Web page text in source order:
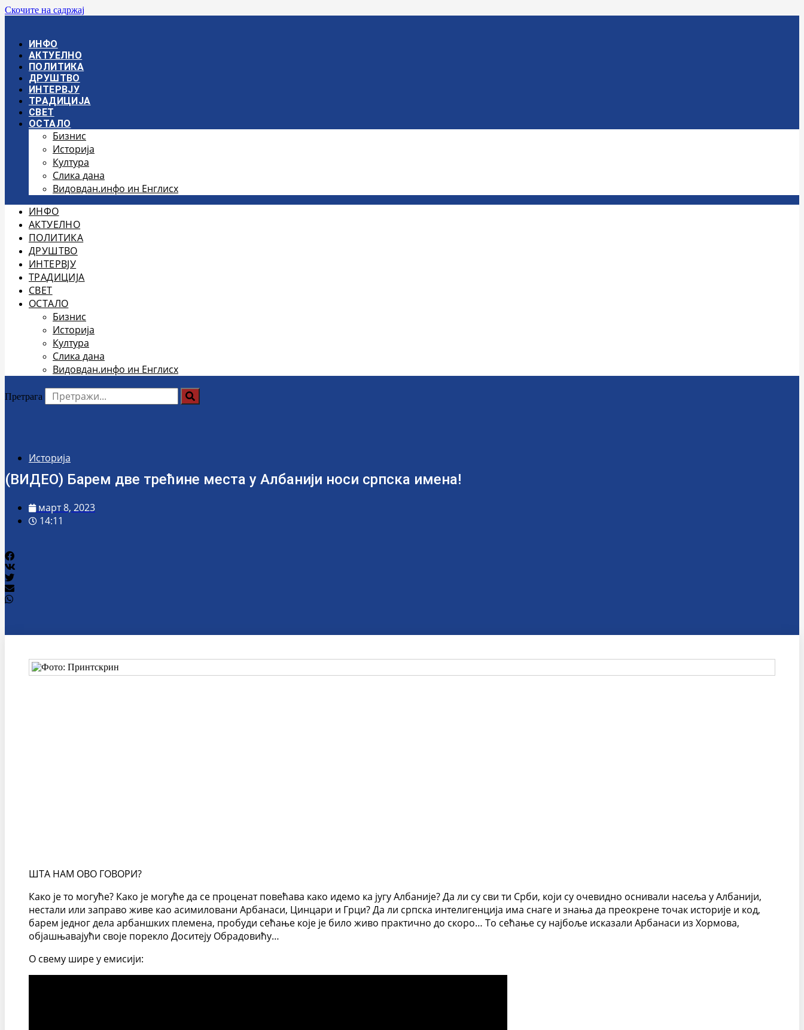
Скочите на садржај
ИНФО
АКТУЕЛНО
ПОЛИТИКА
ДРУШТВО
ИНТЕРВЈУ
ТРАДИЦИЈА
СВЕТ
ОСТАЛО
Бизнис
Историја
Култура
Слика дана
Видовдан.инфо ин Енглисх
ИНФО
АКТУЕЛНО
ПОЛИТИКА
ДРУШТВО
ИНТЕРВЈУ
ТРАДИЦИЈА
СВЕТ
ОСТАЛО
Бизнис
Историја
Култура
Слика дана
Видовдан.инфо ин Енглисх
Претрага
Историја
(ВИДЕО) Барем две трећине места у Албанији носи српска имена!
март 8, 2023
14:11
ШТА НАМ ОВО ГОВОРИ?
Како је то могуће? Како је могуће да се проценат повећава како идемо ка југу Албаније? Да ли су сви ти Срби, који су очевидно оснивали насеља у Албанији,
нестали или заправо живе као асимиловани Арбанаси, Цинцари и Грци? Да ли српска интелигенција има снаге и знања да преокрене точак историје и код,
барем једног дела арбаншких племена, пробуди сећање које је било живо практично до скоро… То сећање су најбоље исказали Арбанаси из Хормова,
објашњавајући своје порекло Доситеју Обрадовићу…
О свему шире у емисији: